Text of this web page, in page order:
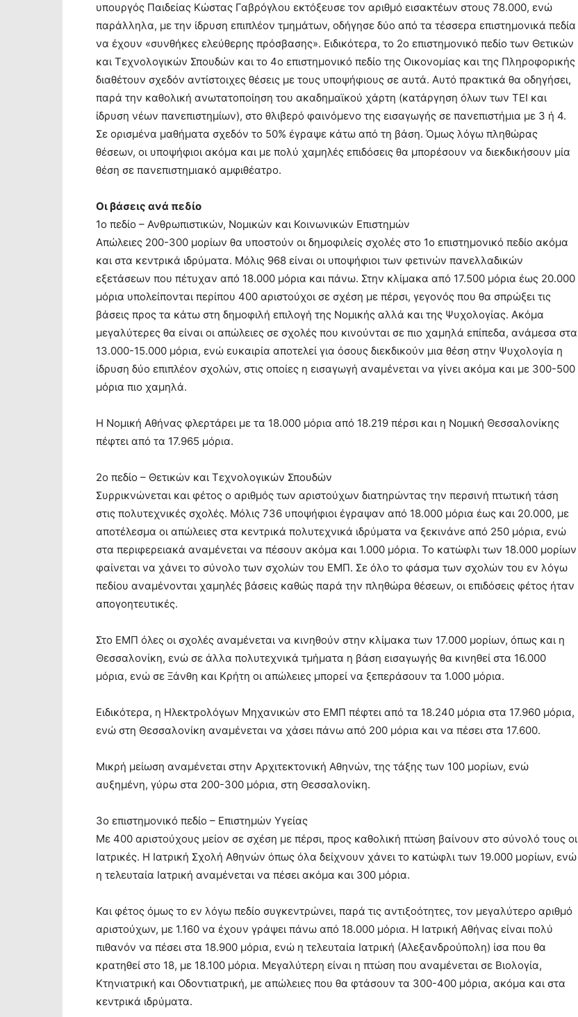
υπουργός Παιδείας Κώστας Γαβρόγλου εκτόξευσε τον αριθμό εισακτέων στους 78.000, ενώ
παράλληλα, με την ίδρυση επιπλέον τμημάτων, οδήγησε δύο από τα τέσσερα επιστημονικά πεδία
να έχουν «συνθήκες ελεύθερης πρόσβασης». Ειδικότερα, το 2ο επιστημονικό πεδίο των Θετικών
και Τεχνολογικών Σπουδών και το 4ο επιστημονικό πεδίο της Οικονομίας και της Πληροφορικής
διαθέτουν σχεδόν αντίστοιχες θέσεις με τους υποψήφιους σε αυτά. Αυτό πρακτικά θα οδηγήσει,
παρά την καθολική ανωτατοποίηση του ακαδημαϊκού χάρτη (κατάργηση όλων των ΤΕΙ και
ίδρυση νέων πανεπιστημίων), στο θλιβερό φαινόμενο της εισαγωγής σε πανεπιστήμια με 3 ή 4.
Σε ορισμένα μαθήματα σχεδόν το 50% έγραψε κάτω από τη βάση. Όμως λόγω πληθώρας
θέσεων, οι υποψήφιοι ακόμα και με πολύ χαμηλές επιδόσεις θα μπορέσουν να διεκδικήσουν μία
θέση σε πανεπιστημιακό αμφιθέατρο.
Οι βάσεις ανά πεδίο
1ο πεδίο – Ανθρωπιστικών, Νομικών και Κοινωνικών Επιστημών
Απώλειες 200-300 μορίων θα υποστούν οι δημοφιλείς σχολές στο 1ο επιστημονικό πεδίο ακόμα
και στα κεντρικά ιδρύματα. Μόλις 968 είναι οι υποψήφιοι των φετινών πανελλαδικών
εξετάσεων που πέτυχαν από 18.000 μόρια και πάνω. Στην κλίμακα από 17.500 μόρια έως 20.000
μόρια υπολείπονται περίπου 400 αριστούχοι σε σχέση με πέρσι, γεγονός που θα σπρώξει τις
βάσεις προς τα κάτω στη δημοφιλή επιλογή της Νομικής αλλά και της Ψυχολογίας. Ακόμα
μεγαλύτερες θα είναι οι απώλειες σε σχολές που κινούνται σε πιο χαμηλά επίπεδα, ανάμεσα στα
13.000-15.000 μόρια, ενώ ευκαιρία αποτελεί για όσους διεκδικούν μια θέση στην Ψυχολογία η
ίδρυση δύο επιπλέον σχολών, στις οποίες η εισαγωγή αναμένεται να γίνει ακόμα και με 300-500
μόρια πιο χαμηλά.
Η Νομική Αθήνας φλερτάρει με τα 18.000 μόρια από 18.219 πέρσι και η Νομική Θεσσαλονίκης
πέφτει από τα 17.965 μόρια.
2ο πεδίο – Θετικών και Τεχνολογικών Σπουδών
Συρρικνώνεται και φέτος ο αριθμός των αριστούχων διατηρώντας την περσινή πτωτική τάση
στις πολυτεχνικές σχολές. Μόλις 736 υποψήφιοι έγραψαν από 18.000 μόρια έως και 20.000, με
αποτέλεσμα οι απώλειες στα κεντρικά πολυτεχνικά ιδρύματα να ξεκινάνε από 250 μόρια, ενώ
στα περιφερειακά αναμένεται να πέσουν ακόμα και 1.000 μόρια. Το κατώφλι των 18.000 μορίων
φαίνεται να χάνει το σύνολο των σχολών του ΕΜΠ. Σε όλο το φάσμα των σχολών του εν λόγω
πεδίου αναμένονται χαμηλές βάσεις καθώς παρά την πληθώρα θέσεων, οι επιδόσεις φέτος ήταν
απογοητευτικές.
Στο ΕΜΠ όλες οι σχολές αναμένεται να κινηθούν στην κλίμακα των 17.000 μορίων, όπως και η
Θεσσαλονίκη, ενώ σε άλλα πολυτεχνικά τμήματα η βάση εισαγωγής θα κινηθεί στα 16.000
μόρια, ενώ σε Ξάνθη και Κρήτη οι απώλειες μπορεί να ξεπεράσουν τα 1.000 μόρια.
Ειδικότερα, η Ηλεκτρολόγων Μηχανικών στο ΕΜΠ πέφτει από τα 18.240 μόρια στα 17.960 μόρια,
ενώ στη Θεσσαλονίκη αναμένεται να χάσει πάνω από 200 μόρια και να πέσει στα 17.600.
Μικρή μείωση αναμένεται στην Αρχιτεκτονική Αθηνών, της τάξης των 100 μορίων, ενώ
αυξημένη, γύρω στα 200-300 μόρια, στη Θεσσαλονίκη.
3ο επιστημονικό πεδίο – Επιστημών Υγείας
Με 400 αριστούχους μείον σε σχέση με πέρσι, προς καθολική πτώση βαίνουν στο σύνολό τους οι
Ιατρικές. Η Ιατρική Σχολή Αθηνών όπως όλα δείχνουν χάνει το κατώφλι των 19.000 μορίων, ενώ
η τελευταία Ιατρική αναμένεται να πέσει ακόμα και 300 μόρια.
Και φέτος όμως το εν λόγω πεδίο συγκεντρώνει, παρά τις αντιξοότητες, τον μεγαλύτερο αριθμό
αριστούχων, με 1.160 να έχουν γράψει πάνω από 18.000 μόρια. Η Ιατρική Αθήνας είναι πολύ
πιθανόν να πέσει στα 18.900 μόρια, ενώ η τελευταία Ιατρική (Αλεξανδρούπολη) ίσα που θα
κρατηθεί στο 18, με 18.100 μόρια. Μεγαλύτερη είναι η πτώση που αναμένεται σε Βιολογία,
Κτηνιατρική και Οδοντιατρική, με απώλειες που θα φτάσουν τα 300-400 μόρια, ακόμα και στα
κεντρικά ιδρύματα.